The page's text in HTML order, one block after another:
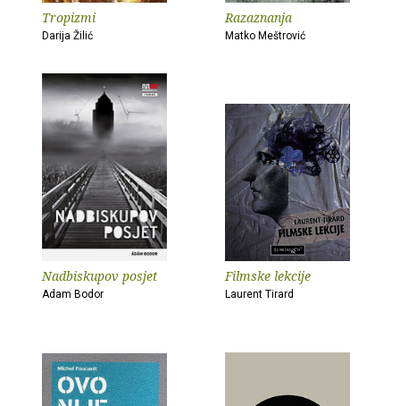
Tropizmi
Darija Žilić
Razaznanja
Matko Meštrović
Nadbiskupov posjet
Adam Bodor
Filmske lekcije
Laurent Tirard